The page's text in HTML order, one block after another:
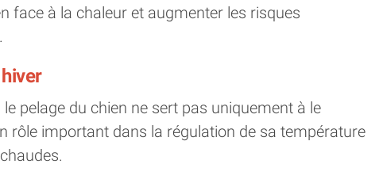
face à la chaleur et augmenter les risques
.
pelage du chien ne sert pas uniquement à le
rôle important dans la régulation de sa température